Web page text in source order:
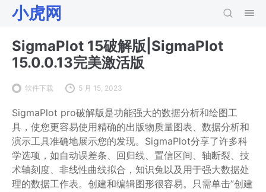
小虎网
SigmaPlot 15破解版|SigmaPlot
15.0.0.13完美激活版
软件下载 5 月 15, 2023
SigmaPlot pro破解版是功能强大的数据分析和绘图工
具，使您更容易使用精确的出版物质量图表、数据分析和
演示工具准确地展示您的发现。SigmaPlot分享了许多科
学选项，如自动误差条、回归线、置信区间、轴断裂、技
术轴刻度、非线性曲线拟合，知识兔以及用于强大数据处
理的数据工作表。创建和编辑图形很容易。只需单击”创建